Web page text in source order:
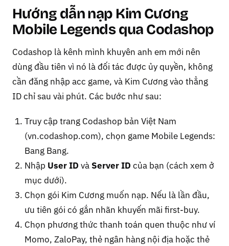
Hướng dẫn nạp Kim Cương
Mobile Legends qua Codashop
Codashop là kênh mình khuyên anh em mới nên
dùng đầu tiên vì nó là đối tác được ủy quyền, không
cần đăng nhập acc game, và Kim Cương vào thẳng
ID chỉ sau vài phút. Các bước như sau:
Truy cập trang Codashop bản Việt Nam
(vn.codashop.com), chọn game Mobile Legends:
Bang Bang.
Nhập User ID và Server ID của bạn (cách xem ở
mục dưới).
Chọn gói Kim Cương muốn nạp. Nếu là lần đầu,
ưu tiên gói có gắn nhãn khuyến mãi first-buy.
Chọn phương thức thanh toán quen thuộc như ví
Momo, ZaloPay, thẻ ngân hàng nội địa hoặc thẻ